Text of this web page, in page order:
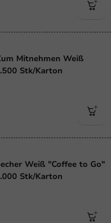
Mitnehmen Weiß
Stk/Karton
Weiß "Coffee to Go"
Stk/Karton